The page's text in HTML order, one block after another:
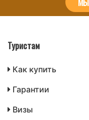
Туристам
Как купить
Гарантии
Визы